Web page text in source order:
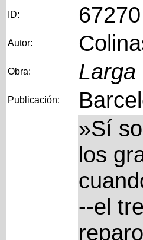
ID: 67270
Autor:
Obra: Larga
Publicación:
»Sí
los
--el